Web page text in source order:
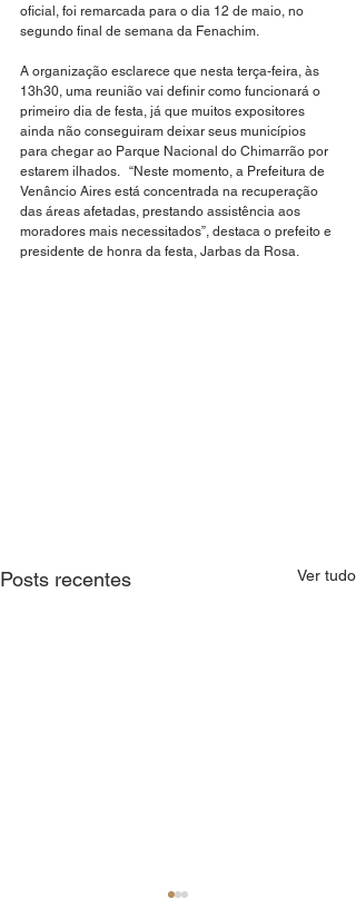
oficial, foi remarcada para o dia 12 de maio, no
segundo final de semana da Fenachim.
A organização esclarece que nesta terça-feira, às
13h30, uma reunião vai definir como funcionará o
primeiro dia de festa, já que muitos expositores
ainda não conseguiram deixar seus municípios
para chegar ao Parque Nacional do Chimarrão por
estarem ilhados.   “Neste momento, a Prefeitura de
Venâncio Aires está concentrada na recuperação
das áreas afetadas, prestando assistência aos
moradores mais necessitados”, destaca o prefeito e
presidente de honra da festa, Jarbas da Rosa.
Posts recentes Ver tudo